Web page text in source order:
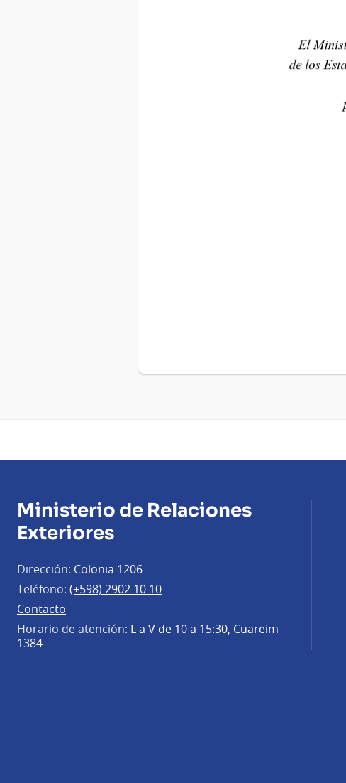
Ministerio de Relaciones
Exteriores
Dirección: Colonia 1206
Teléfono: (+598) 2902 10 10
Contacto
Horario de atención: L a V de 10 a 15:30, Cuareim
1384